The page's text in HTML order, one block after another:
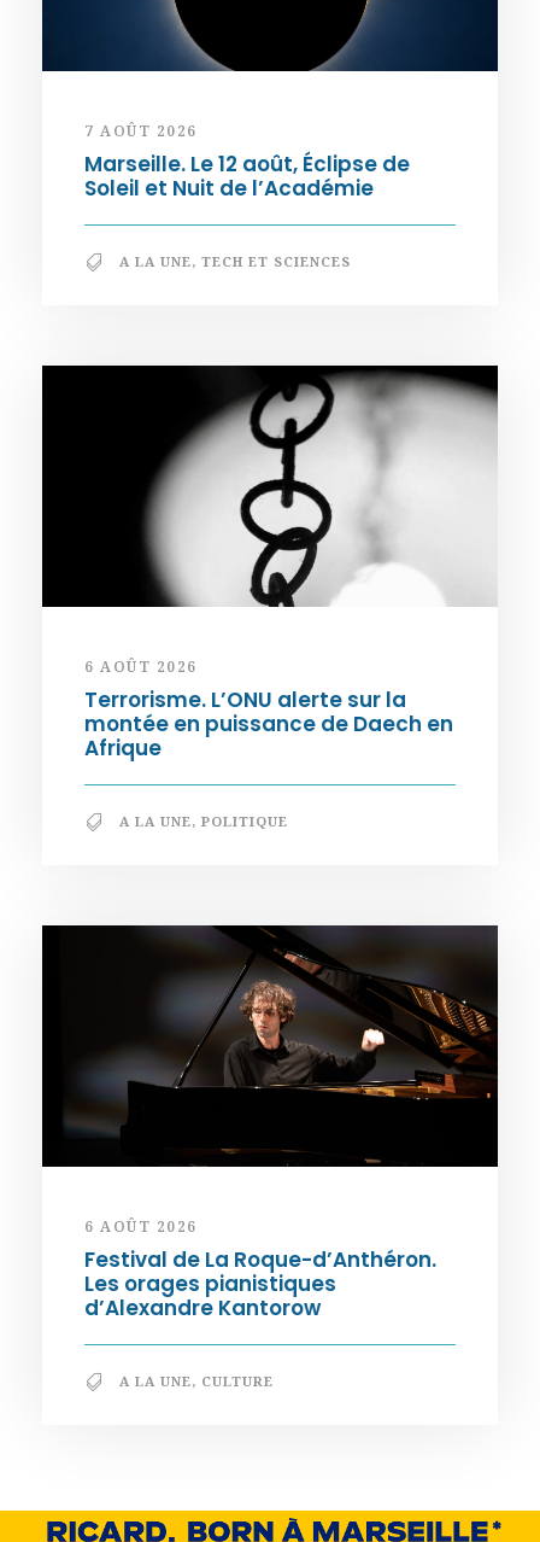
7 AOÛT 2026
Marseille. Le 12 août, Éclipse de
Soleil et Nuit de l’Académie
A LA UNE, TECH ET SCIENCES
6 AOÛT 2026
Terrorisme. L’ONU alerte sur la
montée en puissance de Daech en
Afrique
A LA UNE, POLITIQUE
6 AOÛT 2026
Festival de La Roque-d’Anthéron.
Les orages pianistiques
d’Alexandre Kantorow
A LA UNE, CULTURE